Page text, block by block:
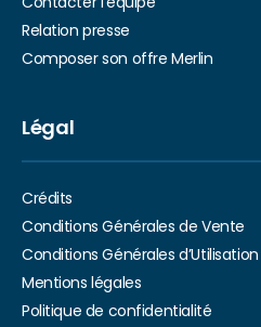
Relation presse
Composer son offre Merlin
Légal
Crédits
Conditions Générales de Vente
Conditions Générales d’Utilisation
Mentions légales
Politique de confidentialité